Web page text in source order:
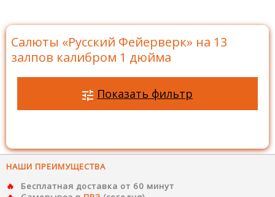
Салюты «Русский Фейерверк» на 13
залпов калибром 1 дюйма
Показать фильтр
НАШИ ПРЕИМУЩЕСТВА
Бесплатная доставка от 60 минут